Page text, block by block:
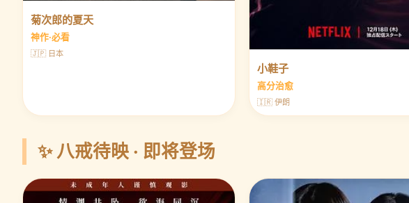
菊次郎的夏天
神作·必看
🇯🇵 日本
小鞋子
高分治愈
🇮🇷 伊朗
✨ 八戒待映 · 即将登场